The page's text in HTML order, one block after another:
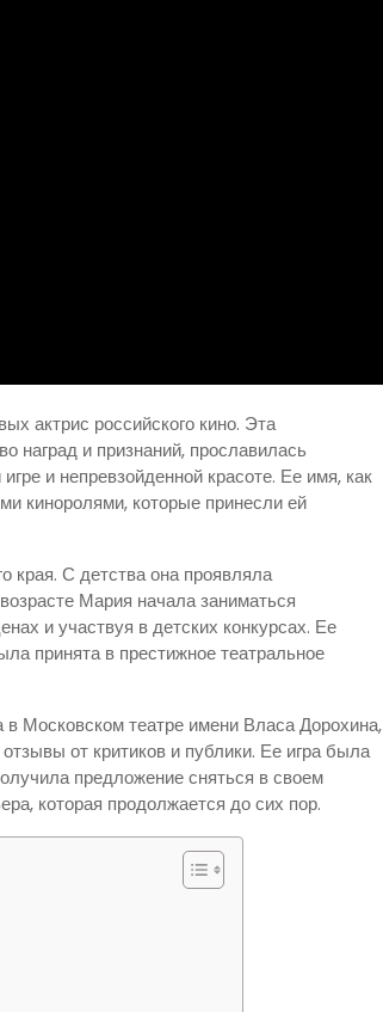
актрис российского кино. Эта
наград и признаний, прославилась
и непревзойденной красоте. Ее имя, как
киноролями, которые принесли ей
края. С детства она проявляла
Мария начала заниматься
и участвуя в детских конкурсах. Ее
принята в престижное театральное
Московском театре имени Власа Дорохина,
от критиков и публики. Ее игра была
предложение сняться в своем
которая продолжается до сих пор.